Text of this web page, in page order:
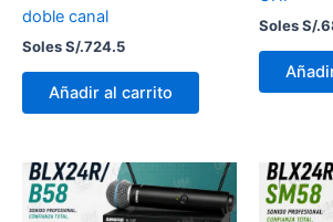
doble canal
Soles S/.724.5
Añadir al carrito
Soles S/.